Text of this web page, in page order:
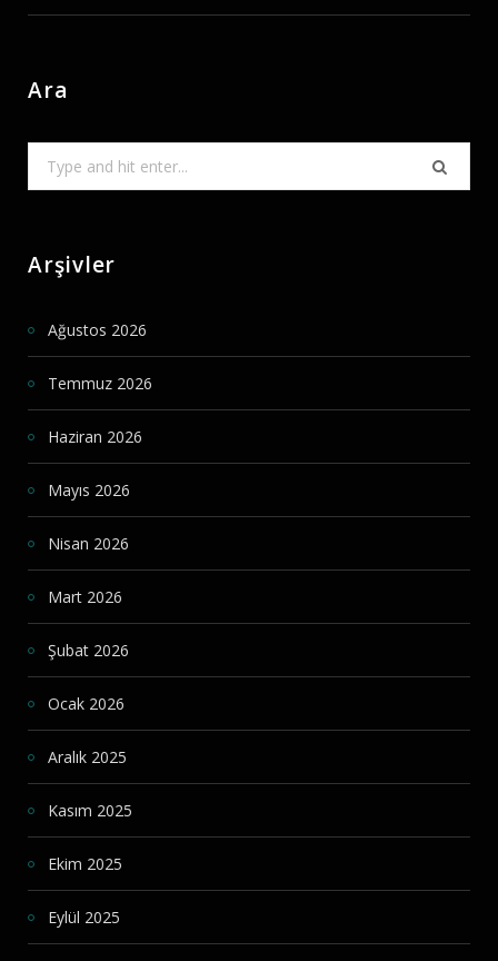
Ara
for:
Arşivler
Ağustos 2026
Temmuz 2026
Haziran 2026
Mayıs 2026
Nisan 2026
Mart 2026
Şubat 2026
Ocak 2026
Aralık 2025
Kasım 2025
Ekim 2025
Eylül 2025